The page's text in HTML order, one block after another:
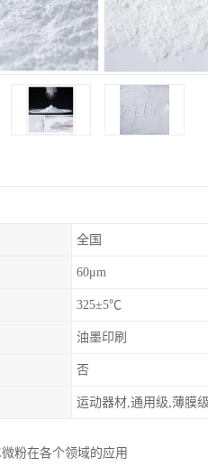
全国
60μm
325±5℃
油墨印刷
否
微粉在各个领域的应用